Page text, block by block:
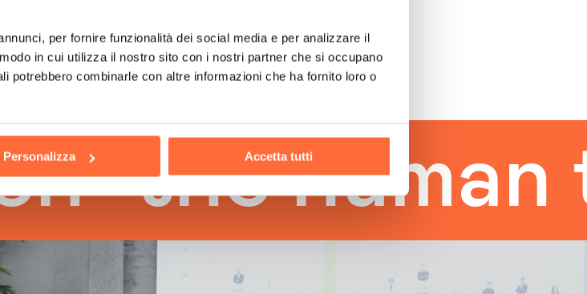
per fornire funzionalità dei social media e per analizzare il
in cui utilizza il nostro sito con i nostri partner che si occupano
potrebbero combinarle con altre informazioni che ha fornito loro o
Personalizza Accetta tutti
human